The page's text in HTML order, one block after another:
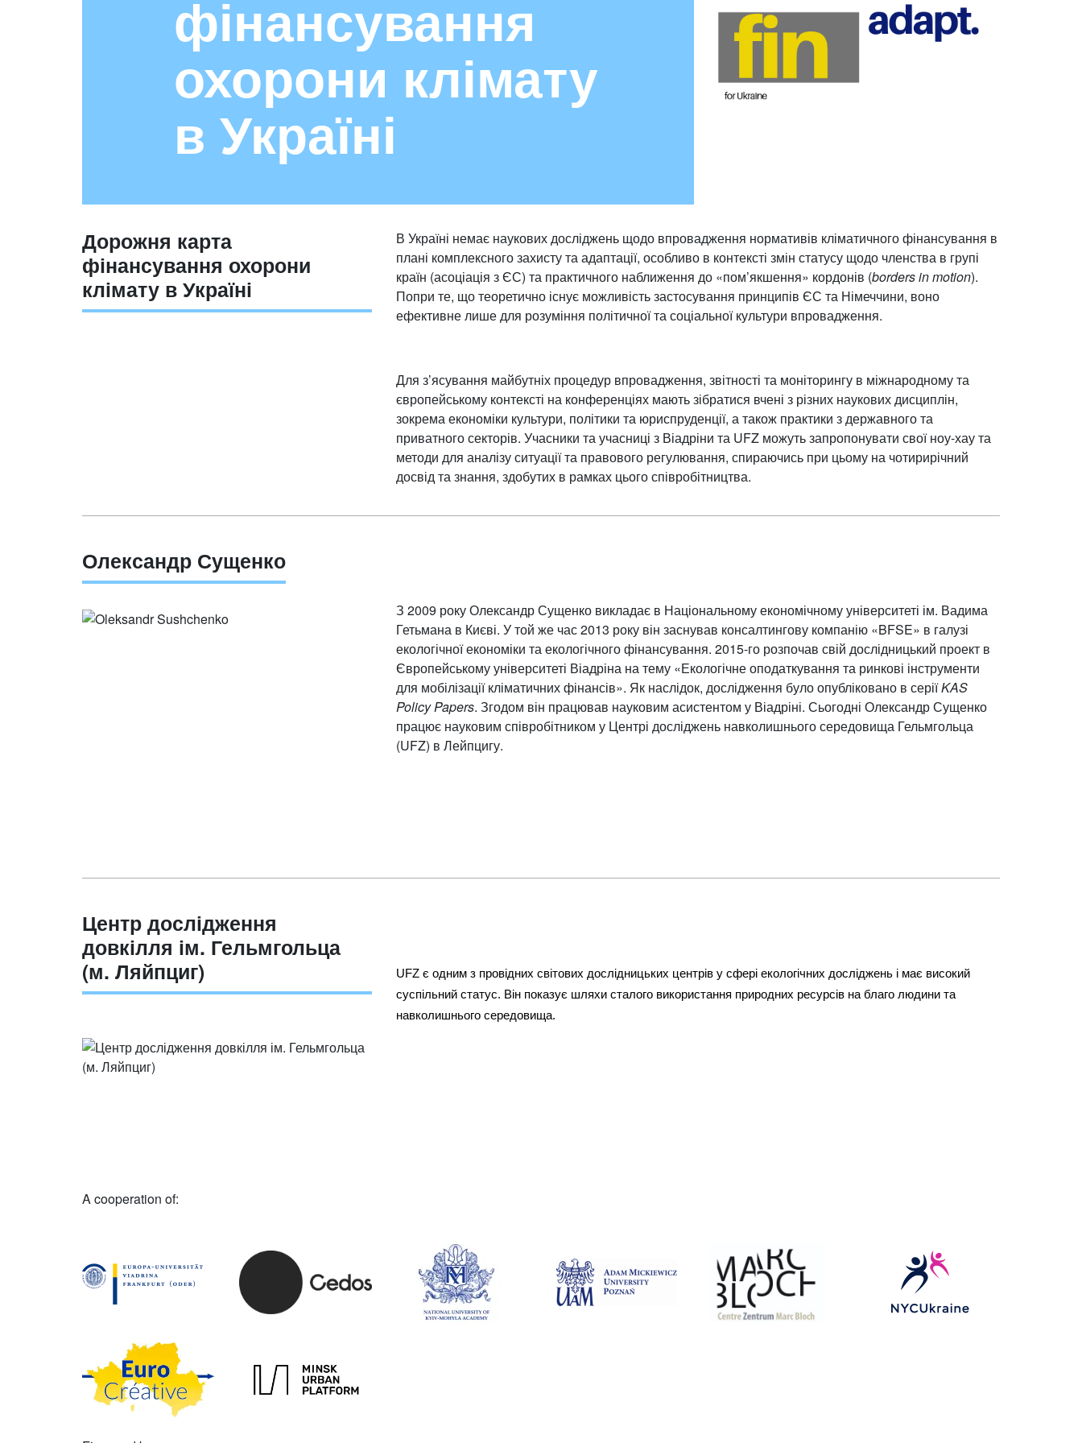
фінансування
охорони клімату
в Україні
Дорожня карта
фінансування охорони
клімату в Україні
В Україні немає наукових досліджень щодо впровадження нормативів кліматичного фінансування в
плані комплексного захисту та адаптації, особливо в контексті змін статусу щодо членства в групі
країн (асоціація з ЄС) та практичного наближення до «пом’якшення» кордонів (borders in motion).
Попри те, що теоретично існує можливість застосування принципів ЄС та Німеччини, воно
ефективне лише для розуміння політичної та соціальної культури впровадження.
Для з’ясування майбутніх процедур впровадження, звітності та моніторингу в міжнародному та
європейському контексті на конференціях мають зібратися вчені з різних наукових дисциплін,
зокрема економіки культури, політики та юриспруденції, а також практики з державного та
приватного секторів. Учасники та учасниці з Віадріни та UFZ можуть запропонувати свої ноу-хау та
методи для аналізу ситуації та правового регулювання, спираючись при цьому на чотирирічний
досвід та знання, здобутих в рамках цього співробітництва.
Олександр Сущенко
З 2009 року Олександр Сущенко викладає в Національному економічному університеті ім. Вадима
Гетьмана в Києві. У той же час 2013 року він заснував консалтингову компанію «BFSE» в галузі
екологічної економіки та екологічного фінансування. 2015-го розпочав свій дослідницький проект в
Європейському університеті Віадріна на тему «Екологічне оподаткування та ринкові інструменти
для мобілізації кліматичних фінансів». Як наслідок, дослідження було опубліковано в серіїKAS
Policy Papers. Згодом він працював науковим асистентом у Віадріні. Сьогодні Олександр Сущенко
працює науковим співробітником у Центрі досліджень навколишнього середовища Гельмгольца
(UFZ) в Лейпцигу.
Центр дослідження
довкілля ім. Гельмгольца
(м. Ляйпциг)
UFZ є одним з провідних світових дослідницьких центрів у сфері екологічних досліджень і має високий
суспільний статус. Він показує шляхи сталого використання природних ресурсів на благо людини та
навколишнього середовища.
A cooperation of: